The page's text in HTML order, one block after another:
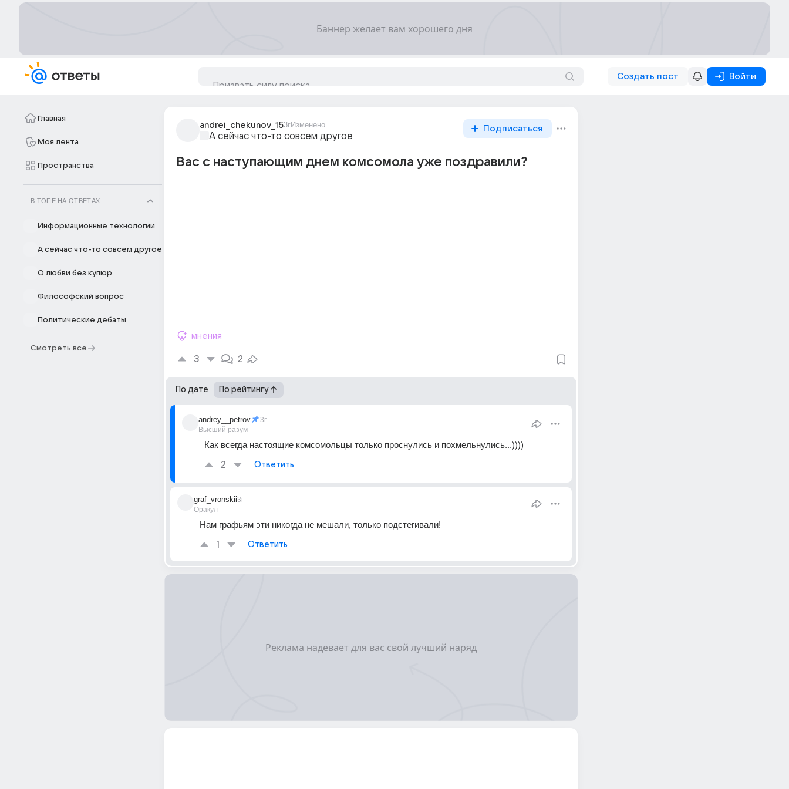
Создать пост Войти
Главная
Моя лента
Пространства
В ТОПЕ НА ОТВЕТАХ
Информационные технологии
А сейчас что-то совсем другое
О любви без купюр
Философский вопрос
Политические дебаты
Смотреть все
andrei_chekunov_153гИзменено
А сейчас что-то совсем другое
Подписаться
Вас с наступающим днем комсомола уже поздравили?
мнения
3 2
По дате По рейтингу
andrey__petrov
Высший разум
3г
Как всегда настоящие комсомольцы только проснулись и похмельнулись...))))
2 Ответить
graf_vronskii
Оракул
3г
Нам графьям эти никогда не мешали, только подстегивали!
1 Ответить